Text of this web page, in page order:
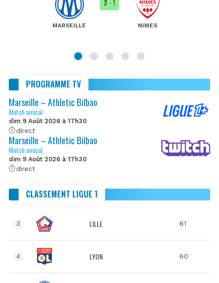
MARSEILLE NIMES
PROGRAMME TV
Marseille – Athletic Bilbao
Match amical
dim 9 Août 2026 à 17h30
direct
Marseille – Athletic Bilbao
Match amical
dim 9 Août 2026 à 17h30
direct
CLASSEMENT LIGUE 1
3 LILLE 61
4 LYON 60